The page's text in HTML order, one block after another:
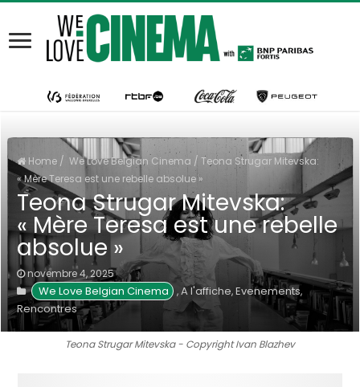
Home / We Love Belgian Cinema / Teona Strugar Mitevska:
« Mère Teresa est une rebelle absolue »
Teona Strugar Mitevska:
« Mère Teresa est une rebelle
absolue »
novembre 4, 2025
We Love Belgian Cinema ,A l'affiche,Evenements,
Rencontres
Teona Strugar Mitevska - Copyright Ivan Blazhev